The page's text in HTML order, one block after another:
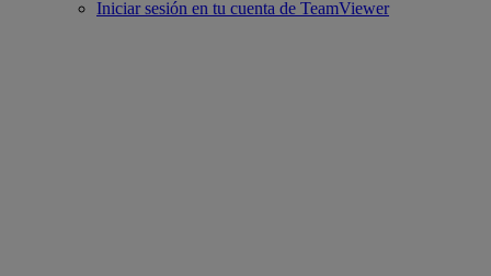
Iniciar sesión en tu cuenta de TeamViewer